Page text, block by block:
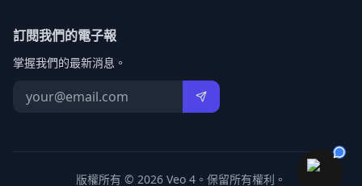
訂閱我們的電子報
掌握我們的最新消息。
版權所有 © 2026 Veo 4。保留所有權利。